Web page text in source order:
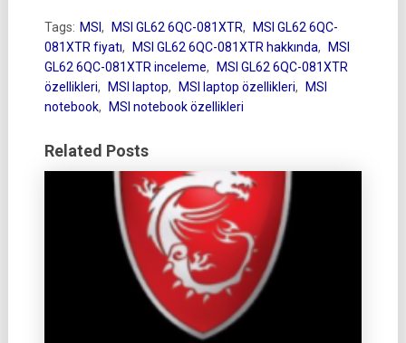
Tags: MSI , MSI GL62 6QC-081XTR,
MSI GL62 6QC-
081XTR fiyatı, MSI GL62 6QC-081XTR hakkında,
MSI
GL62 6QC-081XTR inceleme,
MSI GL62 6QC-081XTR
özellikleri, MSI laptop, MSI laptop özellikleri,
MSI
notebook, MSI notebook özellikleri
Related Posts